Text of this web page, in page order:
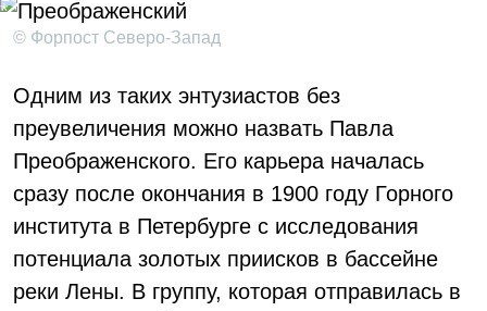
© Форпост Северо-Запад
Одним из таких энтузиастов без
преувеличения можно назвать Павла
Преображенского. Его карьера началась
сразу после окончания в 1900 году Горного
института в Петербурге с исследования
потенциала золотых приисков в бассейне
реки Лены. В группу, которая отправилась в